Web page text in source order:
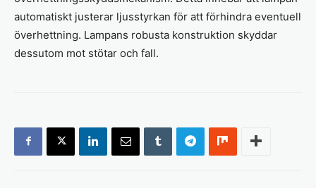
automatiskt justerar ljusstyrkan för att förhindra eventuell
överhettning. Lampans robusta konstruktion skyddar
dessutom mot stötar och fall.